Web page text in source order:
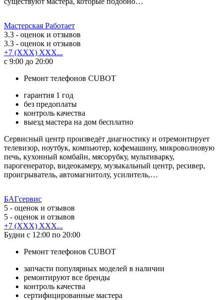
Мастерская Работает
3.3 - оценок и отзывов
3.3 - оценок и отзывов
+7 (XXX) XXX...
с 9:00 до 20:00
Ремонт телефонов CUBOT
гарантия 1 год
без предоплаты
контроль качества
выезд мастера на дом бесплатно
Сервисный центр произведёт диагностику и отремонтирует
телевизор, ноутбук, компьютер, кофемашину, микроволновую
печь, кухонный комбайн, мясорубку, мультиварку,
парогенератор, видеокамеру, музыкальный центр, ресивер,
проигрыватель, автомагнитолу, усилитель,…
БАГсервис
5 - оценок и отзывов
5 - оценок и отзывов
+7 (XXX) XXX...
Будни с 12:00 по 20:00
Ремонт телефонов CUBOT
запчасти популярных моделей в наличии
ремонтируют все бренды
контроль качества
сертифицированные мастера